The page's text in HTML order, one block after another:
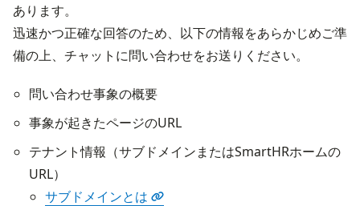
あります。
迅速かつ正確な回答のため、以下の情報をあらかじめご準
備の上、チャットに問い合わせをお送りください。
問い合わせ事象の概要
事象が起きたページのURL
テナント情報（サブドメインまたはSmartHRホームの
URL）
サブドメインとは